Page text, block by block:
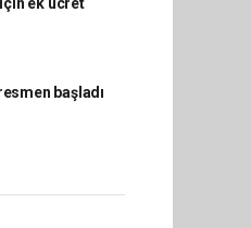
başladı